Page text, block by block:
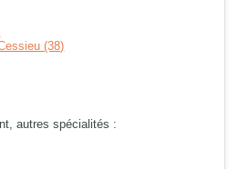
(38)
autres spécialités :